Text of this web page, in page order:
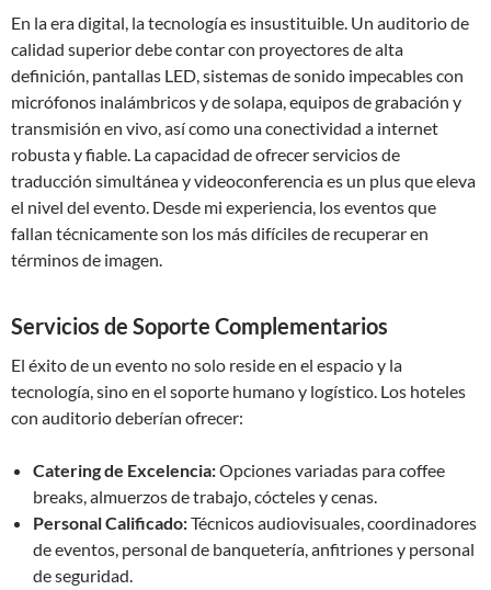
En la era digital, la tecnología es insustituible. Un auditorio de
calidad superior debe contar con proyectores de alta
definición, pantallas LED, sistemas de sonido impecables con
micrófonos inalámbricos y de solapa, equipos de grabación y
transmisión en vivo, así como una conectividad a internet
robusta y fiable. La capacidad de ofrecer servicios de
traducción simultánea y videoconferencia es un plus que eleva
el nivel del evento. Desde mi experiencia, los eventos que
fallan técnicamente son los más difíciles de recuperar en
términos de imagen.
Servicios de Soporte Complementarios
El éxito de un evento no solo reside en el espacio y la
tecnología, sino en el soporte humano y logístico. Los hoteles
con auditorio deberían ofrecer:
Catering de Excelencia:Opciones variadas para coffee
breaks, almuerzos de trabajo, cócteles y cenas.
Personal Calificado:Técnicos audiovisuales, coordinadores
de eventos, personal de banquetería, anfitriones y personal
de seguridad.